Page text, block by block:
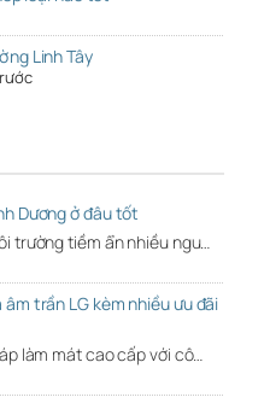
Linh Tây
Dương ở đâu tốt
trường tiềm ẩn nhiều ngu…
trần LG kèm nhiều ưu đãi
làm mát cao cấp với cô…